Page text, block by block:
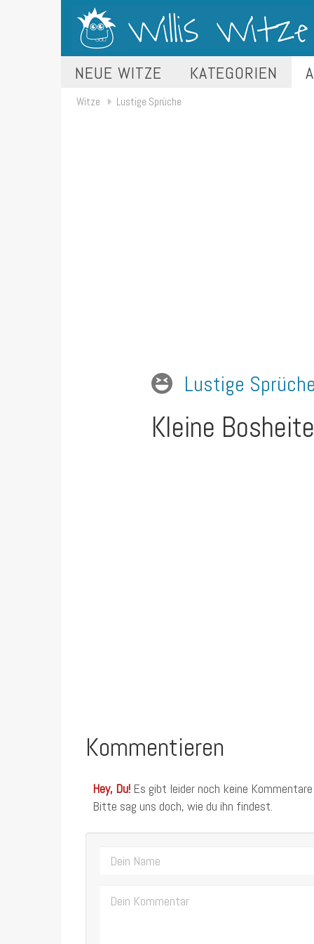
NEUE WITZE KATEGORIEN
Witze Lustige Sprüche
Lustige Sprüche
Kleine
Kommentieren
Hey, Du! Es gibt leider noch keine
Bitte sag uns doch, wie du ihn findest.